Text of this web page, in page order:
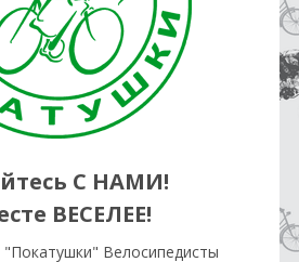
С НАМИ!
ВЕСЕЛЕЕ!
Велосипедисты